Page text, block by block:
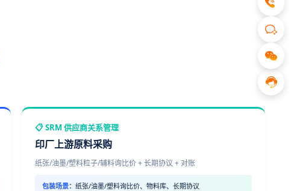
📋 SRM 供应商关系管理
印厂上游原料采购
纸张/油墨/塑料粒子/辅料询比价 + 长期协议 + 对账
包装场景： 纸张/油墨/塑料询比价、物料库、长期协议